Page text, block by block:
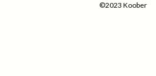
©2023 Koober